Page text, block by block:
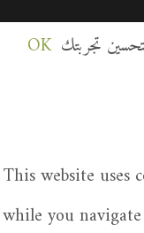
تجربتك OK
This website uses
while you